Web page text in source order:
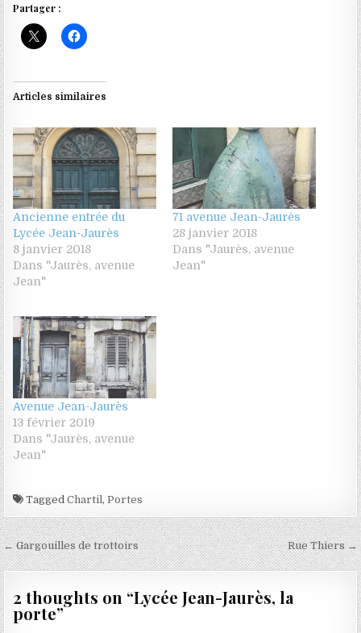
Partager :
Articles similaires
Ancienne entrée du
Lycée Jean-Jaurès
8 janvier 2018
Dans "Jaurès, avenue
Jean"
71 avenue Jean-Jaurès
28 janvier 2018
Dans "Jaurès, avenue
Jean"
Avenue Jean-Jaurès
13 février 2019
Dans "Jaurès, avenue
Jean"
TaggedChartil,Portes
Navigation de l’article Rue Thiers →
← Gargouilles de trottoirs
2 thoughts on “Lycée Jean-Jaurès, la
porte”